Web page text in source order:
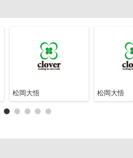
松岡大悟 松岡大悟